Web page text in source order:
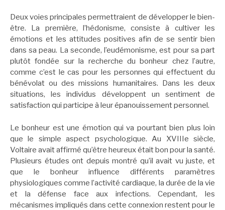
Deux voies principales permettraient de développer le bien-
être. La première, l’hédonisme, consiste à cultiver les
émotions et les attitudes positives afin de se sentir bien
dans sa peau. La seconde, l’eudémonisme, est pour sa part
plutôt fondée sur la recherche du bonheur chez l’autre,
comme c’est le cas pour les personnes qui effectuent du
bénévolat ou des missions humanitaires. Dans les deux
situations, les individus développent un sentiment de
satisfaction qui participe à leur épanouissement personnel.
Le bonheur est une émotion qui va pourtant bien plus loin
que le simple aspect psychologique. Au XVIIIe siècle,
Voltaire avait affirmé qu’être heureux était bon pour la santé.
Plusieurs études ont depuis montré qu’il avait vu juste, et
que le bonheur influence différents paramètres
physiologiques comme l’activité cardiaque, la durée de la vie
et la défense face aux infections. Cependant, les
mécanismes impliqués dans cette connexion restent pour le